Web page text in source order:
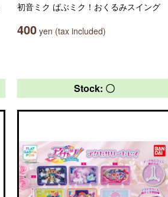
初音ミク ばぶミク！おくるみスイング
400 yen (tax included)
Stock: 〇